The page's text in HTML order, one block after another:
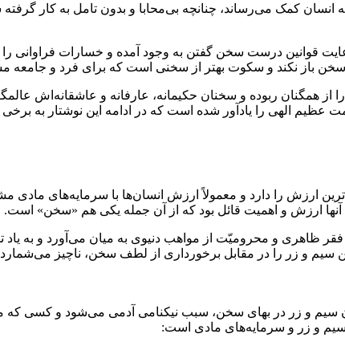
انسان کمک می‌رساند، چنانچه بی‌محابا و بدون تامل به کار
قوانین درست سخن گفتن به وجود آمده و خسارات فراوانی را
سخن باز نکند و سکوت بهتر از سخنی ا‌ست که برای فرد و جامعه
ربوده و سخنان حکیمانه، عارفانه و عاشقانه‌اش
الهی را یاد‌آور شده است که در ادامه این نوشتار به برخی
ارزش را دارد و معمولاً ارزش انسان‌ها با سرمایه‌های
آنها ارزش و اهمیت قائل بود که از آن جمله یکی هم «سخن» است.
و محرومیّت از مواهب دنیوی به میان می‌آورد و به یاد
و زر را در مقابل برخورداری از لطف سخن، ناچیز
سیم و زر در بهای سخن، سبب نیکنامی آدمی می‌شود و کسی که
و زر و سرمایه‌های مادی است: